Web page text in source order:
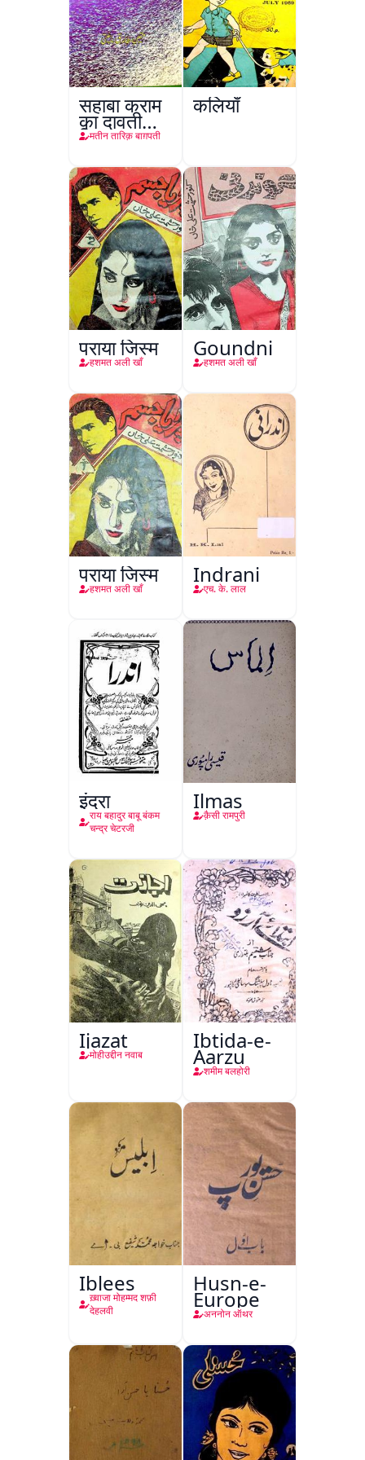
सहाबा कराम
का दावती
किरदार
मतीन तारिक़ बाग़पती
कलियाँ
पराया जिस्म
हशमत अली खाँ
Goundni
हशमत अली खाँ
पराया जिस्म
हशमत अली खाँ
Indrani
एच. के. लाल
इंद्रा
राय बहादुर बाबू बंकम
चन्द्र चेटरजी
Ilmas
क़ैसी रामपुरी
Ijazat
मोहीउद्दीन नवाब
Ibtida-e-
Aarzu
शमीम बलहोरी
Iblees
ख़्वाजा मोहम्मद शफ़ी
देहलवी
Husn-e-
Europe
अननोन ऑथर